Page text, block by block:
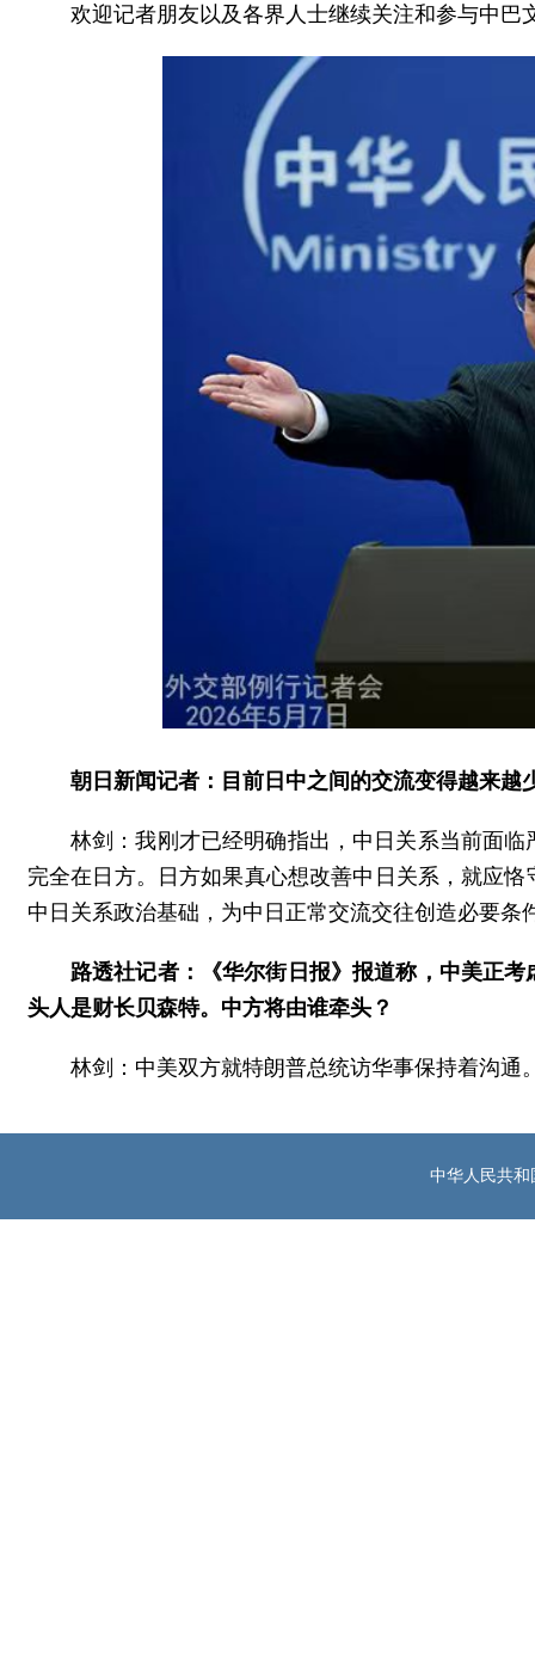
欢迎记者朋友以及各界人士继续关注和参与中
朝日新闻记者：目前日中之间的交流变得越来
林剑：我刚才已经明确指出，中日关系当前面
完全在日方。日方如果真心想改善中日关系，就应
中日关系政治基础，为中日正常交流交往创造必要条
路透社记者：《华尔街日报》报道称，中美正
头人是财长贝森特。中方将由谁牵头？
林剑：中美双方就特朗普总统访华事保持着沟
中华人民共